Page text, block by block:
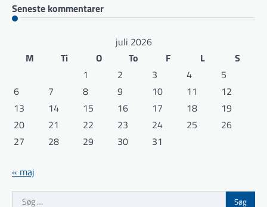
Seneste kommentarer
juli 2026
M
Ti O To F L
S
1
2 3 4
5
6
7 8 9 10 11
12
13
14 15 16 17 18
19
20
21 22 23 24 25
26
27
28 29 30 31
« maj
Søg